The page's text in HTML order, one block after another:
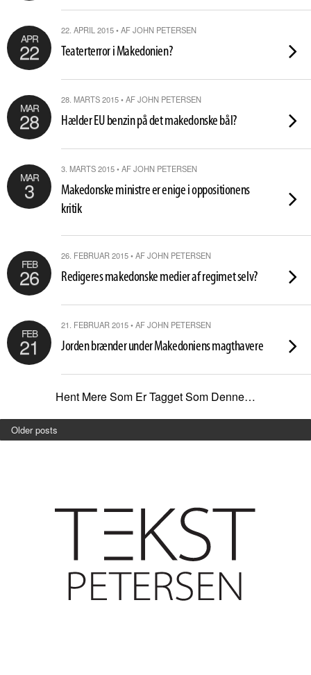
APR
22
22. APRIL 2015 • AF JOHN PETERSEN
Teaterterror i Makedonien?
MAR
28
28. MARTS 2015 • AF JOHN PETERSEN
Hælder EU benzin på det makedonske bål?
MAR
3
3. MARTS 2015 • AF JOHN PETERSEN
Makedonske ministre er enige i oppositionens
kritik
FEB
26
26. FEBRUAR 2015 • AF JOHN PETERSEN
Redigeres makedonske medier af regimet selv?
FEB
21
21. FEBRUAR 2015 • AF JOHN PETERSEN
Jorden brænder under Makedoniens magthavere
Hent Mere Som Er Tagget Som Denne…
Older posts